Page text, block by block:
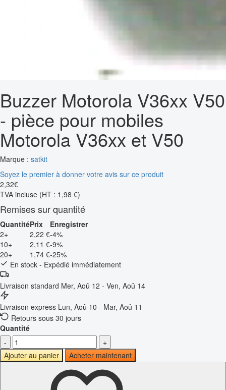
Buzzer Motorola V36xx V50
- pièce pour mobiles
Motorola V36xx et V50
Marque : satkit
Soyez le premier à donner votre avis sur ce produit
2,32€
TVA incluse (HT : 1,98 €)
Remises sur quantité
QuantitéPrix
Enregistrer
2+
2,22 €-4%
10+
2,11 €-9%
20+
1,74 €-25%
En stock - Expédié immédiatement
Livraison standard Mer, Aoû 12 - Ven, Aoû 14
Livraison express Lun, Aoû 10 - Mar, Aoû 11
Retours sous 30 jours
Quantité
-
+
Ajouter au panier
Acheter maintenant